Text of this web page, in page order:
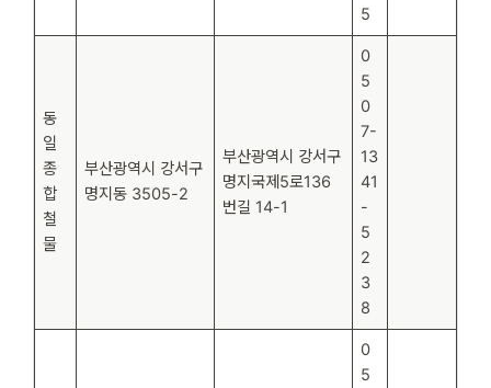
5
동
일
종
합
철
물
부산광역시 강서구
명지동 3505-2
부산광역시 강서구
명지국제5로136
번길 14-1
0
5
0
7-
13
41
-
5
2
3
8
0
5